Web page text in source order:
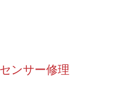
ンサー修理